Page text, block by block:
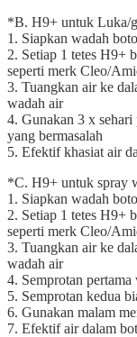
*B. H9+ untuk Luka/
1. Siapkan wadah
2. Setiap 1 tetes H9+
seperti merk Cleo/
3. Tuangkan air ke
wadah air
4. Gunakan 3 x sehari
yang bermasalah
5. Efektif khasiat air
*C. H9+ untuk spray
1. Siapkan wadah
2. Setiap 1 tetes H9+
seperti merk Cleo/
3. Tuangkan air ke
wadah air
4. Semprotan
5. Semprotan kedua
6. Gunakan malam
7. Efektif air dalam